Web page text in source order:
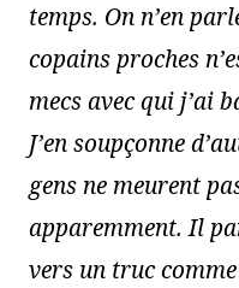
temps. On n’en
copains proches
mecs avec qui j’ai
J’en soupçonne
gens ne meurent
apparemment. Il
vers un truc